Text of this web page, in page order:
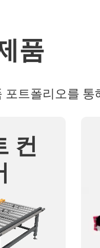
품
포트폴리오를
컨